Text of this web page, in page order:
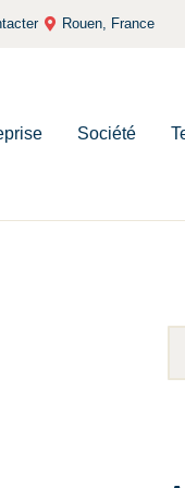
Rouen, France
Société